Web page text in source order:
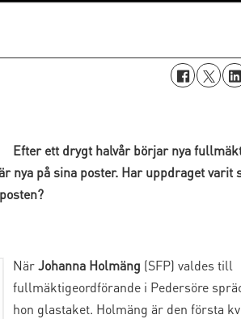
Efter ett drygt halvår börjar nya
nya på sina poster. Har uppdraget varit
NärJohanna Holmäng (SFP) valdes till
fullmäktigeordförande i Pedersöre
hon glastaket. Holmäng är den första